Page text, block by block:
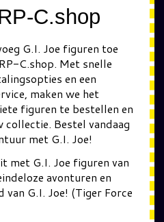
C.shop
G.I. Joe figuren toe
C.shop. Met snelle
en een
maken we het
figuren te bestellen en
collectie. Bestel vandaag
met G.I. Joe!
met G.I. Joe figuren van
avonturen en
van G.I. Joe! (Tiger Force